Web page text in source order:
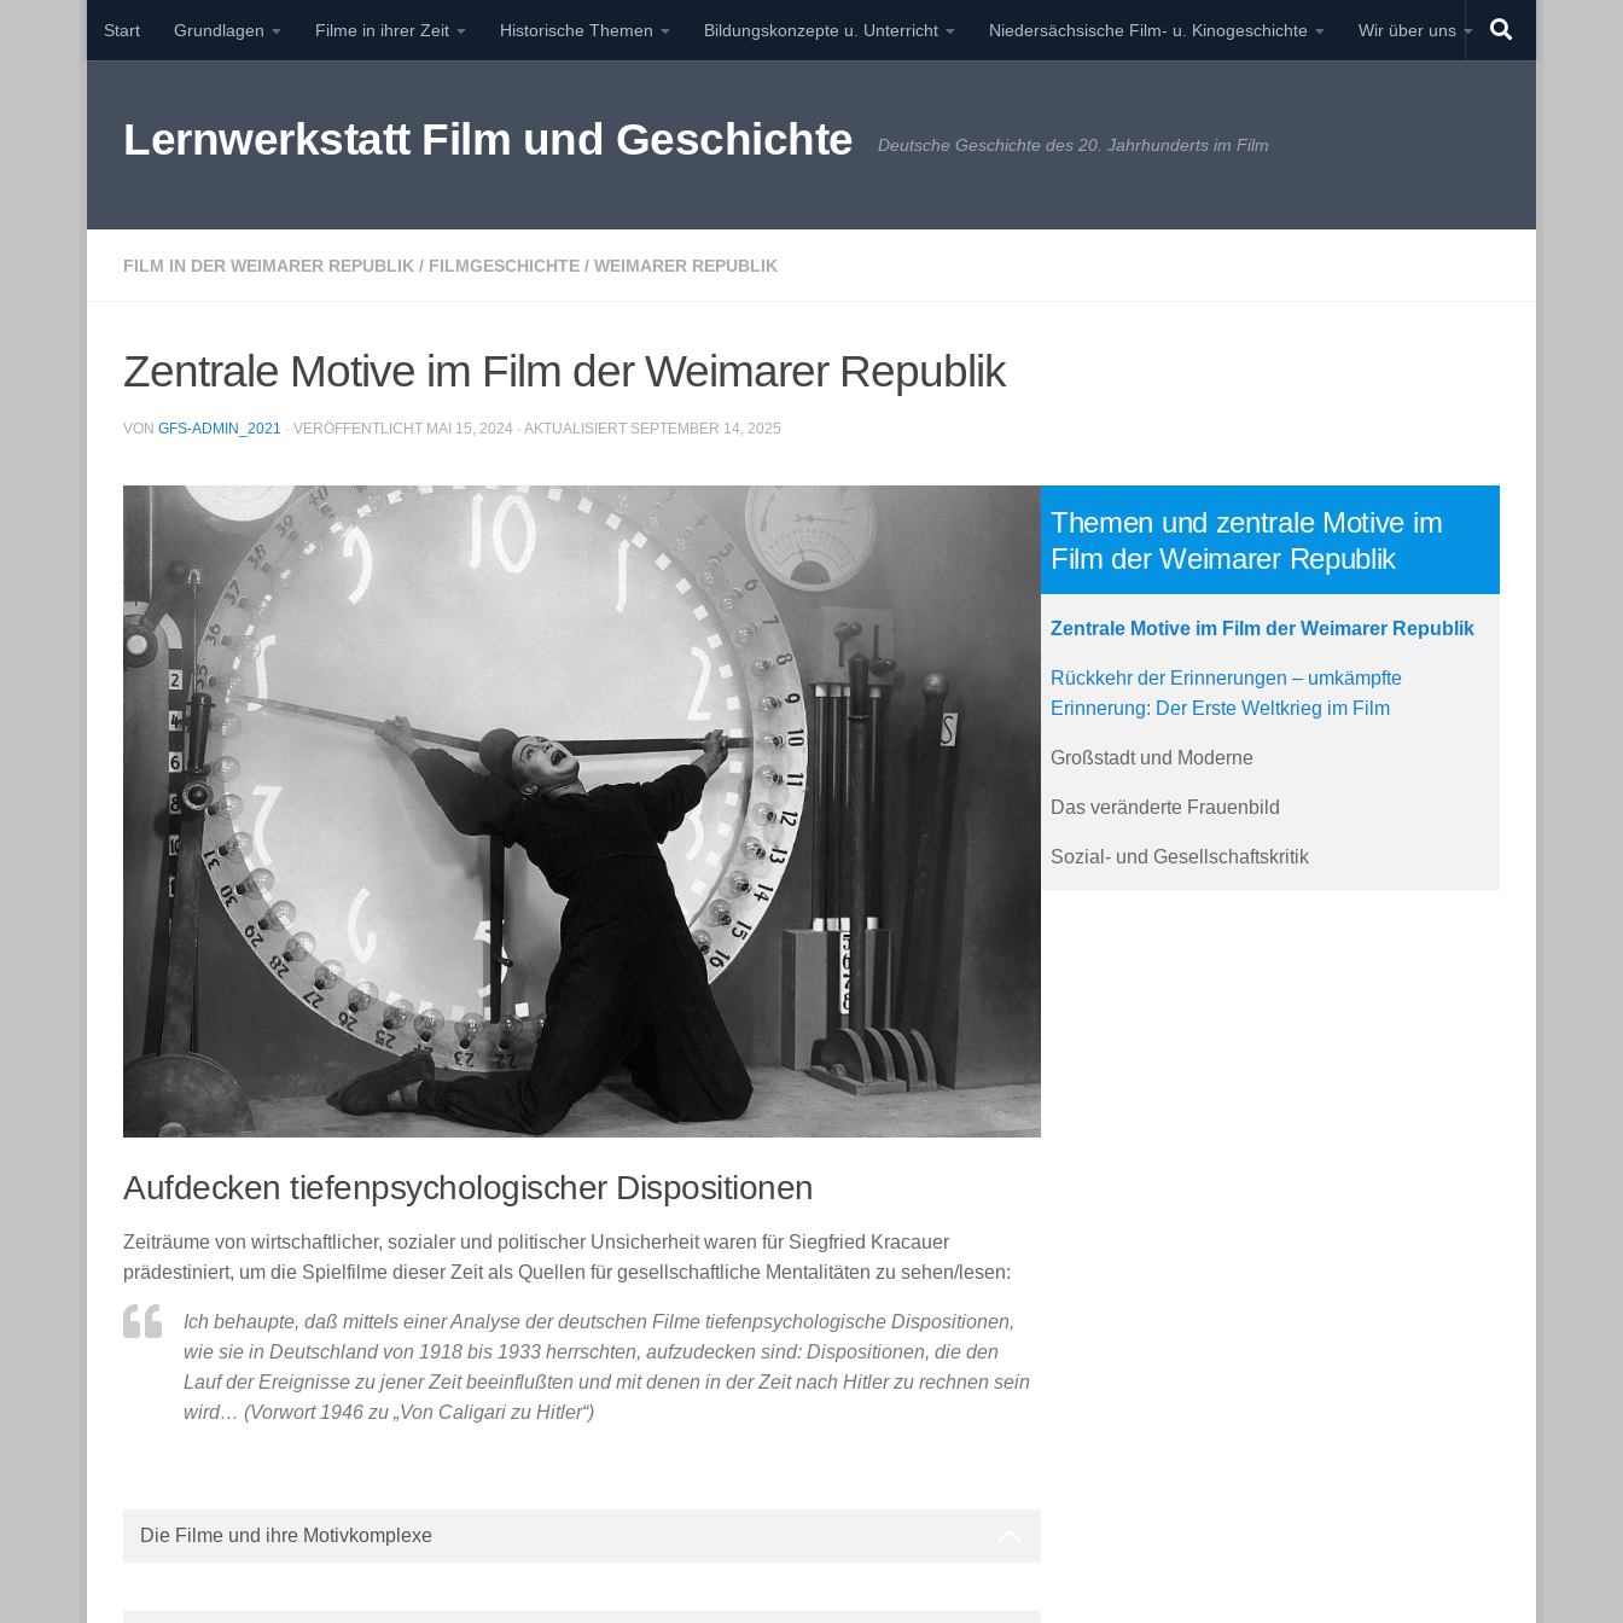
Zum Inhalt springen
Start Grundlagen Filme in ihrer Zeit Historische Themen Bildungskonzepte u. Unterricht Niedersächsische Film- u. Kinogeschichte Wir über uns
Lernwerkstatt Film und Geschichte Deutsche Geschichte des 20. Jahrhunderts im Film
FILM IN DER WEIMARER REPUBLIK / FILMGESCHICHTE / WEIMARER REPUBLIK
Zentrale Motive im Film der Weimarer Republik
VON GFS-ADMIN_2021 · VERÖFFENTLICHT MAI 15, 2024 · AKTUALISIERT SEPTEMBER 14, 2025
Aufdecken tiefenpsychologischer Dispositionen
Zeiträume von wirtschaftlicher, sozialer und politischer Unsicherheit waren für Siegfried Kracauer
prädestiniert, um die Spielfilme dieser Zeit als Quellen für gesellschaftliche Mentalitäten zu sehen/lesen:
Ich behaupte, daß mittels einer Analyse der deutschen Filme tiefenpsychologische Dispositionen,
wie sie in Deutschland von 1918 bis 1933 herrschten, aufzudecken sind: Dispositionen, die den
Lauf der Ereignisse zu jener Zeit beeinflußten und mit denen in der Zeit nach Hitler zu rechnen sein
wird… (Vorwort 1946 zu „Von Caligari zu Hitler“)
Die Filme und ihre Motivkomplexe
Themen und zentrale Motive im
Film der Weimarer Republik
Zentrale Motive im Film der Weimarer Republik
Rückkehr der Erinnerungen – umkämpfte
Erinnerung: Der Erste Weltkrieg im Film
Großstadt und Moderne
Das veränderte Frauenbild
Sozial- und Gesellschaftskritik